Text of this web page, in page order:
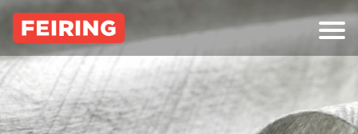
Skip
to
content